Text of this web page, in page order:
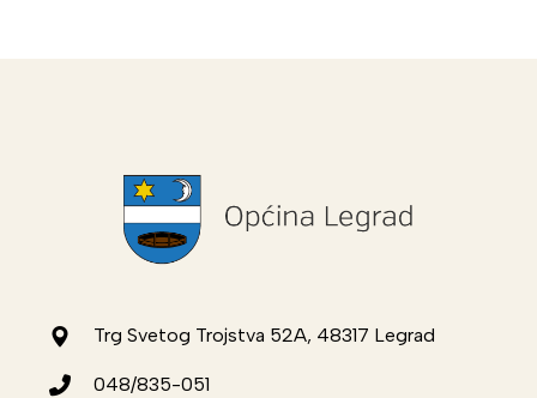
Trg Svetog Trojstva 52A, 48317 Legrad
048/835-051